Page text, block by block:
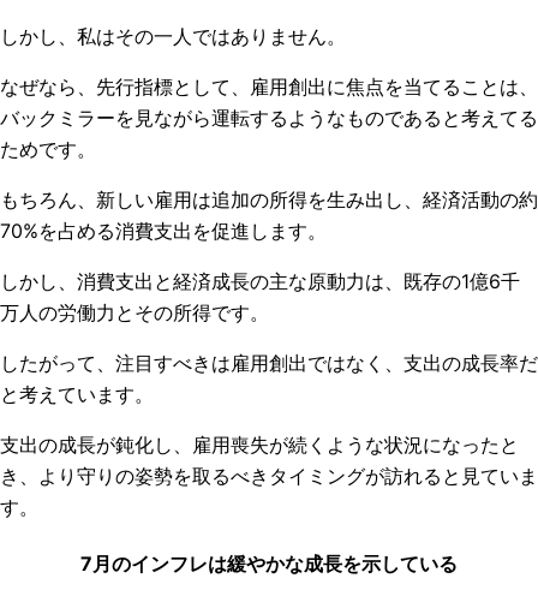
しかし、私はその一人ではありません。
なぜなら、先行指標として、雇用創出に焦点を当てることは、
バックミラーを見ながら運転するようなものであると考えてる
ためです。
もちろん、新しい雇用は追加の所得を生み出し、経済活動の約
70%を占める消費支出を促進します。
しかし、消費支出と経済成長の主な原動力は、既存の1億6千
万人の労働力とその所得です。
したがって、注目すべきは雇用創出ではなく、支出の成長率だ
と考えています。
支出の成長が鈍化し、雇用喪失が続くような状況になったと
き、より守りの姿勢を取るべきタイミングが訪れると見ていま
す。
7月のインフレは緩やかな成長を示している